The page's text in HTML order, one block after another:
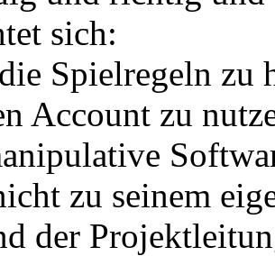
sich:
Spielregeln zu
Account zu
zu seinem
der